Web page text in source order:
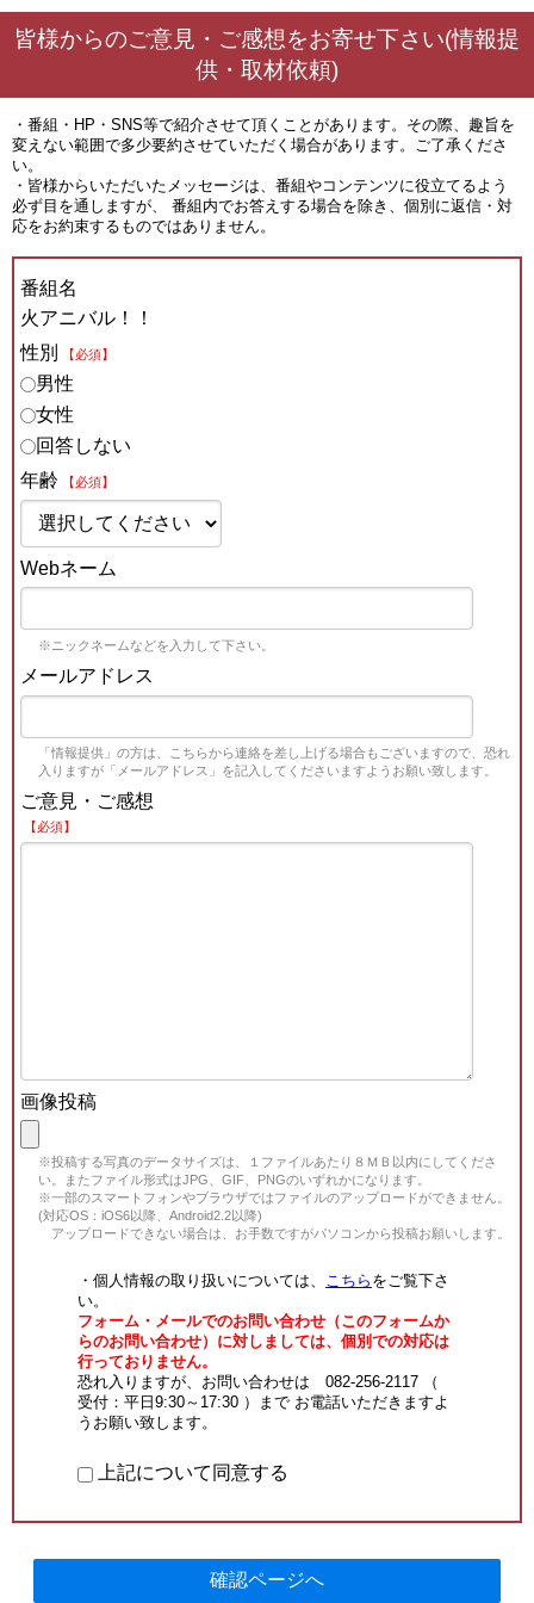
皆様からのご意見・ご感想をお寄せ下さい(情報提
供・取材依頼)
・番組・HP・SNS等で紹介させて頂くことがあります。その際、趣旨を
変えない範囲で多少要約させていただく場合があります。ご了承くださ
い。
・皆様からいただいたメッセージは、番組やコンテンツに役立てるよう
必ず目を通しますが、 番組内でお答えする場合を除き、個別に返信・対
応をお約束するものではありません。
番組名
火アニバル！！
性別
【必須】
男性
女性
回答しない
年齢
【必須】
Webネーム
※ニックネームなどを入力して下さい。
メールアドレス
「情報提供」の方は、こちらから連絡を差し上げる場合もございますので、恐れ
入りますが「メールアドレス」を記入してくださいますようお願い致します。
ご意見・ご感想
【必須】
画像投稿
※投稿する写真のデータサイズは、１ファイルあたり８ＭＢ以内にしてくださ
い。またファイル形式はJPG、GIF、PNGのいずれかになります。
※一部のスマートフォンやブラウザではファイルのアップロードができません。
(対応OS：iOS6以降、Android2.2以降)
アップロードできない場合は、お手数ですがパソコンから投稿お願いします。
・個人情報の取り扱いについては、 こちら をご覧下さ
い。
フォーム・メールでのお問い合わせ（このフォームか
らのお問い合わせ）に対しましては、個別での対応は
行っておりません。
恐れ入りますが、お問い合わせは 082-256-2117 （
受付：平日9:30～17:30 ）まで お電話いただきますよ
うお願い致します。
上記について同意する
確認ページへ